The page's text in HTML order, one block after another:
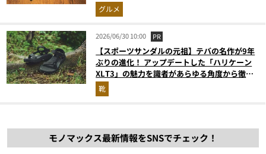
グルメ
2026/06/30 10:00 PR
【スポーツサンダルの元祖】テバの名作が9年
ぶりの進化！ アップデートした「ハリケーン
XLT3」の魅力を識者があらゆる角度から徹底
解説！
靴
モノマックス最新情報をSNSでチェック！